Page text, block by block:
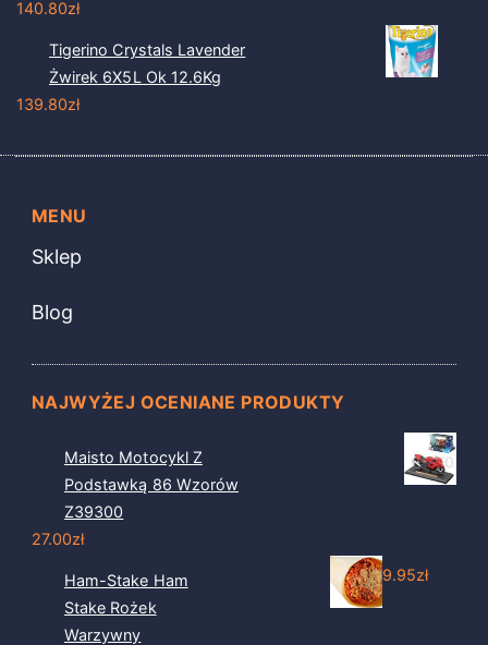
140.80zł
Tigerino Crystals Lavender
Żwirek 6X5L Ok 12.6Kg
139.80zł
MENU
Sklep
Blog
NAJWYŻEJ OCENIANE PRODUKTY
Maisto Motocykl Z
Podstawką 86 Wzorów
Z39300
27.00zł
Ham-Stake Ham
Stake Rożek
Warzywny
9.95zł